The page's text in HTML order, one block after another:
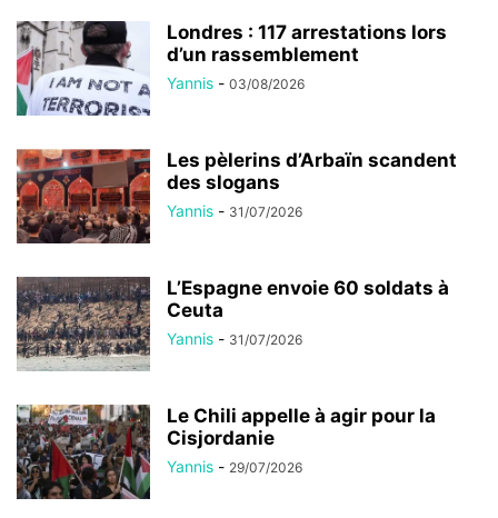
Londres : 117 arrestations lors
d’un rassemblement
Yannis - 03/08/2026
Les pèlerins d’Arbaïn scandent
des slogans
Yannis - 31/07/2026
L’Espagne envoie 60 soldats à
Ceuta
Yannis - 31/07/2026
Le Chili appelle à agir pour la
Cisjordanie
Yannis - 29/07/2026